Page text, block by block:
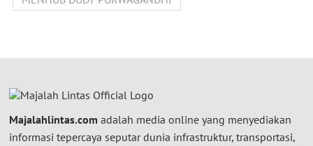
Majalahlintas.com adalah media online yang menyediakan
informasi tepercaya seputar dunia infrastruktur, transportasi,